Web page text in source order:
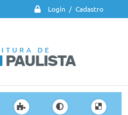
Login / Cadastro